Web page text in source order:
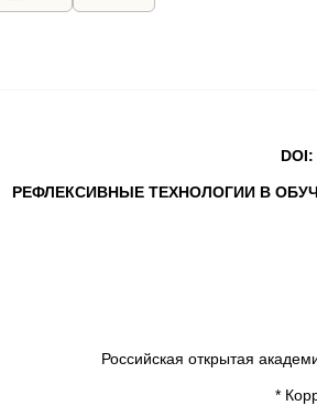
РЕФЛЕКСИВНЫЕ ТЕХНОЛОГИИ В
Российская открытая
*